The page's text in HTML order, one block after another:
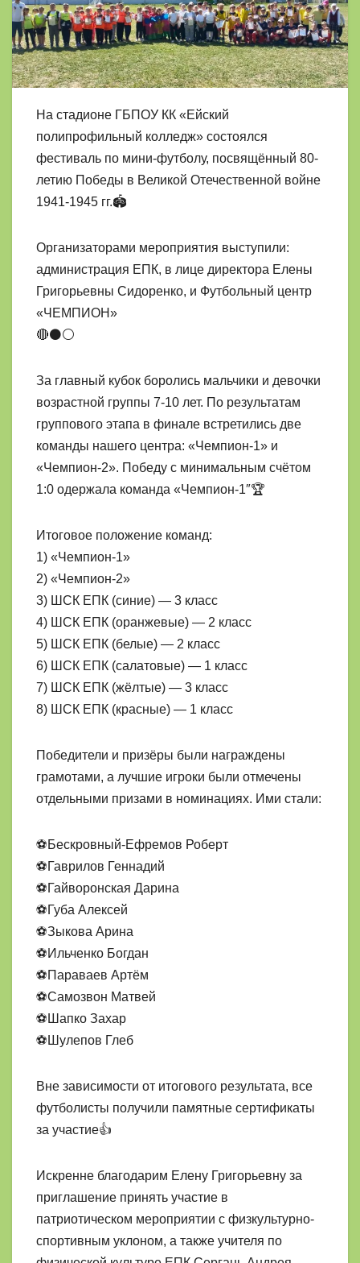
На стадионе ГБПОУ КК «Ейский
полипрофильный колледж» состоялся
фестиваль по мини-футболу, посвящённый 80-
летию Победы в Великой Отечественной войне
1941-1945 гг.🏟️
Организаторами мероприятия выступили:
администрация ЕПК, в лице директора Елены
Григорьевны Сидоренко, и Футбольный центр
«ЧЕМПИОН»
🔴⚫⚪
За главный кубок боролись мальчики и девочки
возрастной группы 7-10 лет. По результатам
группового этапа в финале встретились две
команды нашего центра: «Чемпион-1» и
«Чемпион-2». Победу с минимальным счётом
1:0 одержала команда «Чемпион-1″🏆
Итоговое положение команд:
1) «Чемпион-1»
2) «Чемпион-2»
3) ШСК ЕПК (синие) — 3 класс
4) ШСК ЕПК (оранжевые) — 2 класс
5) ШСК ЕПК (белые) — 2 класс
6) ШСК ЕПК (салатовые) — 1 класс
7) ШСК ЕПК (жёлтые) — 3 класс
8) ШСК ЕПК (красные) — 1 класс
Победители и призёры были награждены
грамотами, а лучшие игроки были отмечены
отдельными призами в номинациях. Ими стали:
⚽Бескровный-Ефремов Роберт
⚽Гаврилов Геннадий
⚽Гайворонская Дарина
⚽Губа Алексей
⚽Зыкова Арина
⚽Ильченко Богдан
⚽Параваев Артём
⚽Самозвон Матвей
⚽Шапко Захар
⚽Шулепов Глеб
Вне зависимости от итогового результата, все
футболисты получили памятные сертификаты
за участие👍
Искренне благодарим Елену Григорьевну за
приглашение принять участие в
патриотическом мероприятии с физкультурно-
спортивным уклоном, а также учителя по